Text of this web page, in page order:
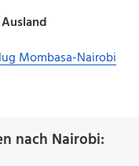
Mombasa-Nairobi
nach Nairobi: